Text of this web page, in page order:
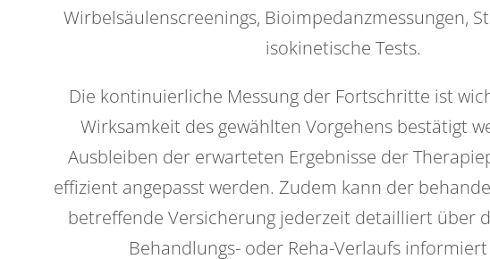
Wirbelsäulenscreenings, Bioimpedanzmessungen,
isokinetische Tests.
Die kontinuierliche Messung der Fortschritte ist
Wirksamkeit des gewählten Vorgehens bestätigt
Ausbleiben der erwarteten Ergebnisse der
effizient angepasst werden. Zudem kann der
betreffende Versicherung jederzeit detailliert über
Behandlungs- oder Reha-Verlaufs